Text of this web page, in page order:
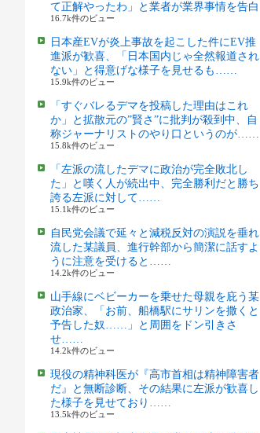
て正解やったわ」と業者が業界事情を告白
16.7k件のビュー
日本産EVが炎上事故を起こした件にEV推
進派が歓喜、「日本国内じゃ全然報道され
ない」と得意げな様子を見せるも……
15.9k件のビュー
「すぐバレるデマを投稿した理由はこれ
か」と拡散元の”賢さ”に批判が殺到中、自
称ジャーナリストのやり口というのが……
15.8k件のビュー
「左派の流したデマに政治が完全敗北し
た」と嘆く人が続出中、完全勝利だと勝ち
誇る左派に対して……
15.1k件のビュー
自民党会議で延々と減税反対の演説を垂れ
流した某議員、進行幹部から簡潔に話すよ
うに注意を受けると……
14.2k件のビュー
山手線にベビーカーを乗せた母親を庇う某
政治家、「お前、船橋駅にサリンを撒くと
予告した奴……」と周囲をドン引きさ
せ……
14.2k件のビュー
現役の精神科医が『高市首相は精神障害者
だ』と無断診断、その結果に左派が歓喜し
た様子を見せており……
13.5k件のビュー